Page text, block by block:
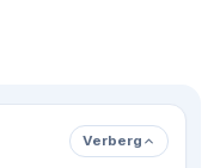
Verberg